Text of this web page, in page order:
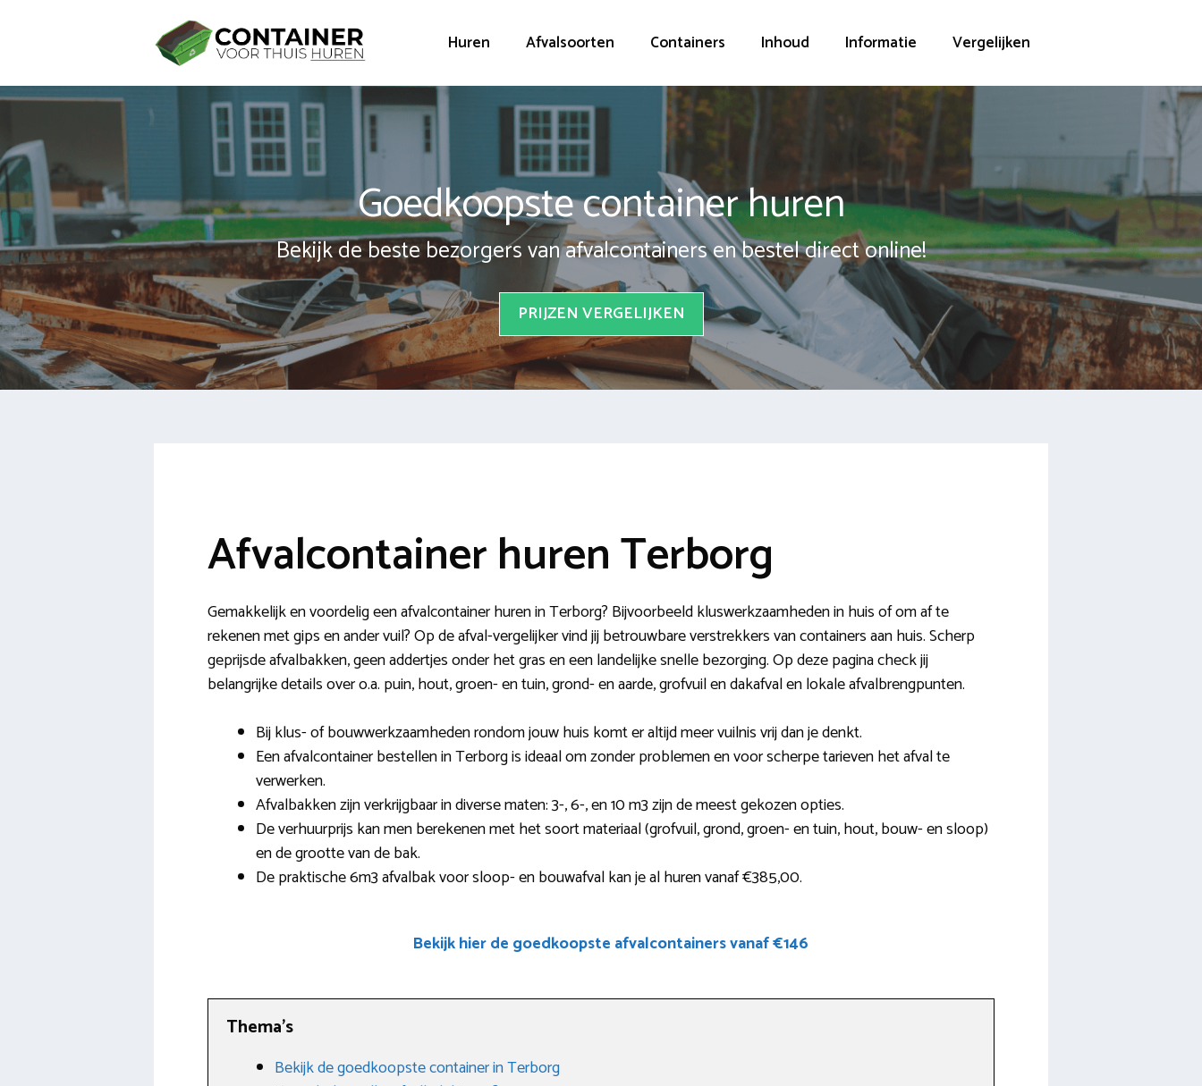
Huren Afvalsoorten Containers Inhoud Informatie Vergelijken
Goedkoopste container huren
Bekijk de beste bezorgers van afvalcontainers en bestel direct online!
PRIJZEN VERGELIJKEN
Afvalcontainer huren Terborg
Gemakkelijk en voordelig een afvalcontainer huren in Terborg? Bijvoorbeeld kluswerkzaamheden in huis of om af te
rekenen met gips en ander vuil? Op de afval-vergelijker vind jij betrouwbare verstrekkers van containers aan huis. Scherp
geprijsde afvalbakken, geen addertjes onder het gras en een landelijke snelle bezorging. Op deze pagina check jij
belangrijke details over o.a. puin, hout, groen- en tuin, grond- en aarde, grofvuil en dakafval en lokale afvalbrengpunten.
Bij klus- of bouwwerkzaamheden rondom jouw huis komt er altijd meer vuilnis vrij dan je denkt.
Een afvalcontainer bestellen in Terborg is ideaal om zonder problemen en voor scherpe tarieven het afval te
verwerken.
Afvalbakken zijn verkrijgbaar in diverse maten: 3-, 6-, en 10 m3 zijn de meest gekozen opties.
De verhuurprijs kan men berekenen met het soort materiaal (grofvuil, grond, groen- en tuin, hout, bouw- en sloop)
en de grootte van de bak.
De praktische 6m3 afvalbak voor sloop- en bouwafval kan je al huren vanaf €385,00.
Bekijk hier de goedkoopste afvalcontainers vanaf €146
Thema’s
Bekijk de goedkoopste container in Terborg